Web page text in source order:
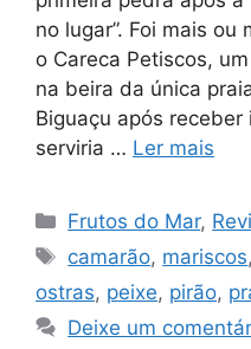
no lugar”. Foi mais ou
o Careca Petiscos,
na beira da única
Biguaçu após
serviria … Ler mais
Categorias
Frutos do Mar,
Tags
camarão, mariscos,
ostras, peixe, pirão,
Deixe um